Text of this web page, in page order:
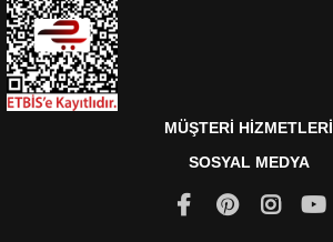
MÜŞTERİ HİZMETLERİ
SOSYAL MEDYA